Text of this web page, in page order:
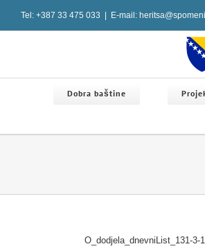
Tel: +387 33 475 033 E-mail:
Dobra baštine
O_dodjela_dnevniList_131-3-